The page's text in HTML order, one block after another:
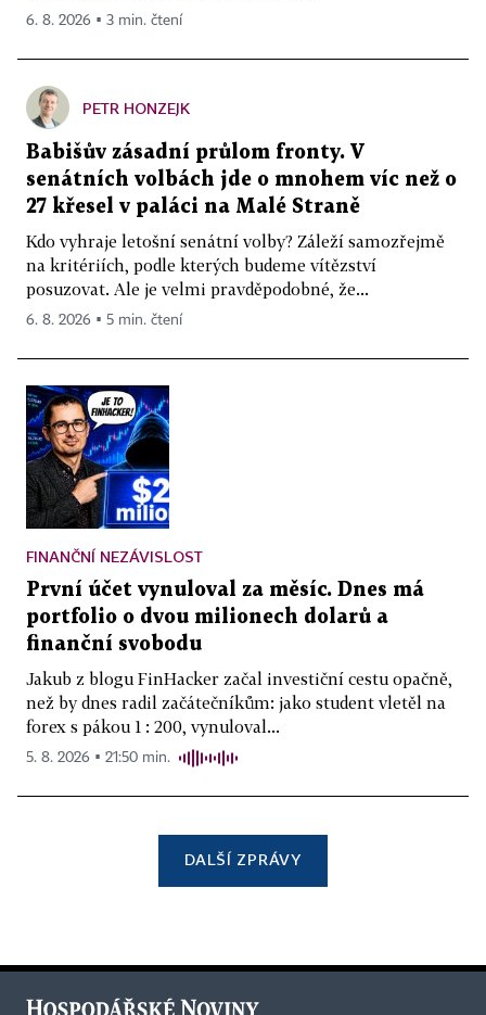
6. 8. 2026 ▪ 3 min. čtení
PETR HONZEJK
Babišův zásadní průlom fronty. V
senátních volbách jde o mnohem víc než o
27 křesel v paláci na Malé Straně
Kdo vyhraje letošní senátní volby? Záleží samozřejmě
na kritériích, podle kterých budeme vítězství
posuzovat. Ale je velmi pravděpodobné, že...
6. 8. 2026 ▪ 5 min. čtení
FINANČNÍ NEZÁVISLOST
První účet vynuloval za měsíc. Dnes má
portfolio o dvou milionech dolarů a
finanční svobodu
Jakub z blogu FinHacker začal investiční cestu opačně,
než by dnes radil začátečníkům: jako student vletěl na
forex s pákou 1 : 200, vynuloval...
5. 8. 2026 ▪ 21:50 min.
DALŠÍ ZPRÁVY